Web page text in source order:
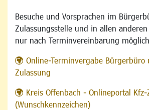
Besuche und Vorsprachen im
Zulassungsstelle und in allen anderen
nur nach Terminvereinbarung
Online-Terminvergabe Bürgerbüro
Zulassung
Kreis Offenbach - Onlineportal Kfz-
(Wunschkennzeichen)